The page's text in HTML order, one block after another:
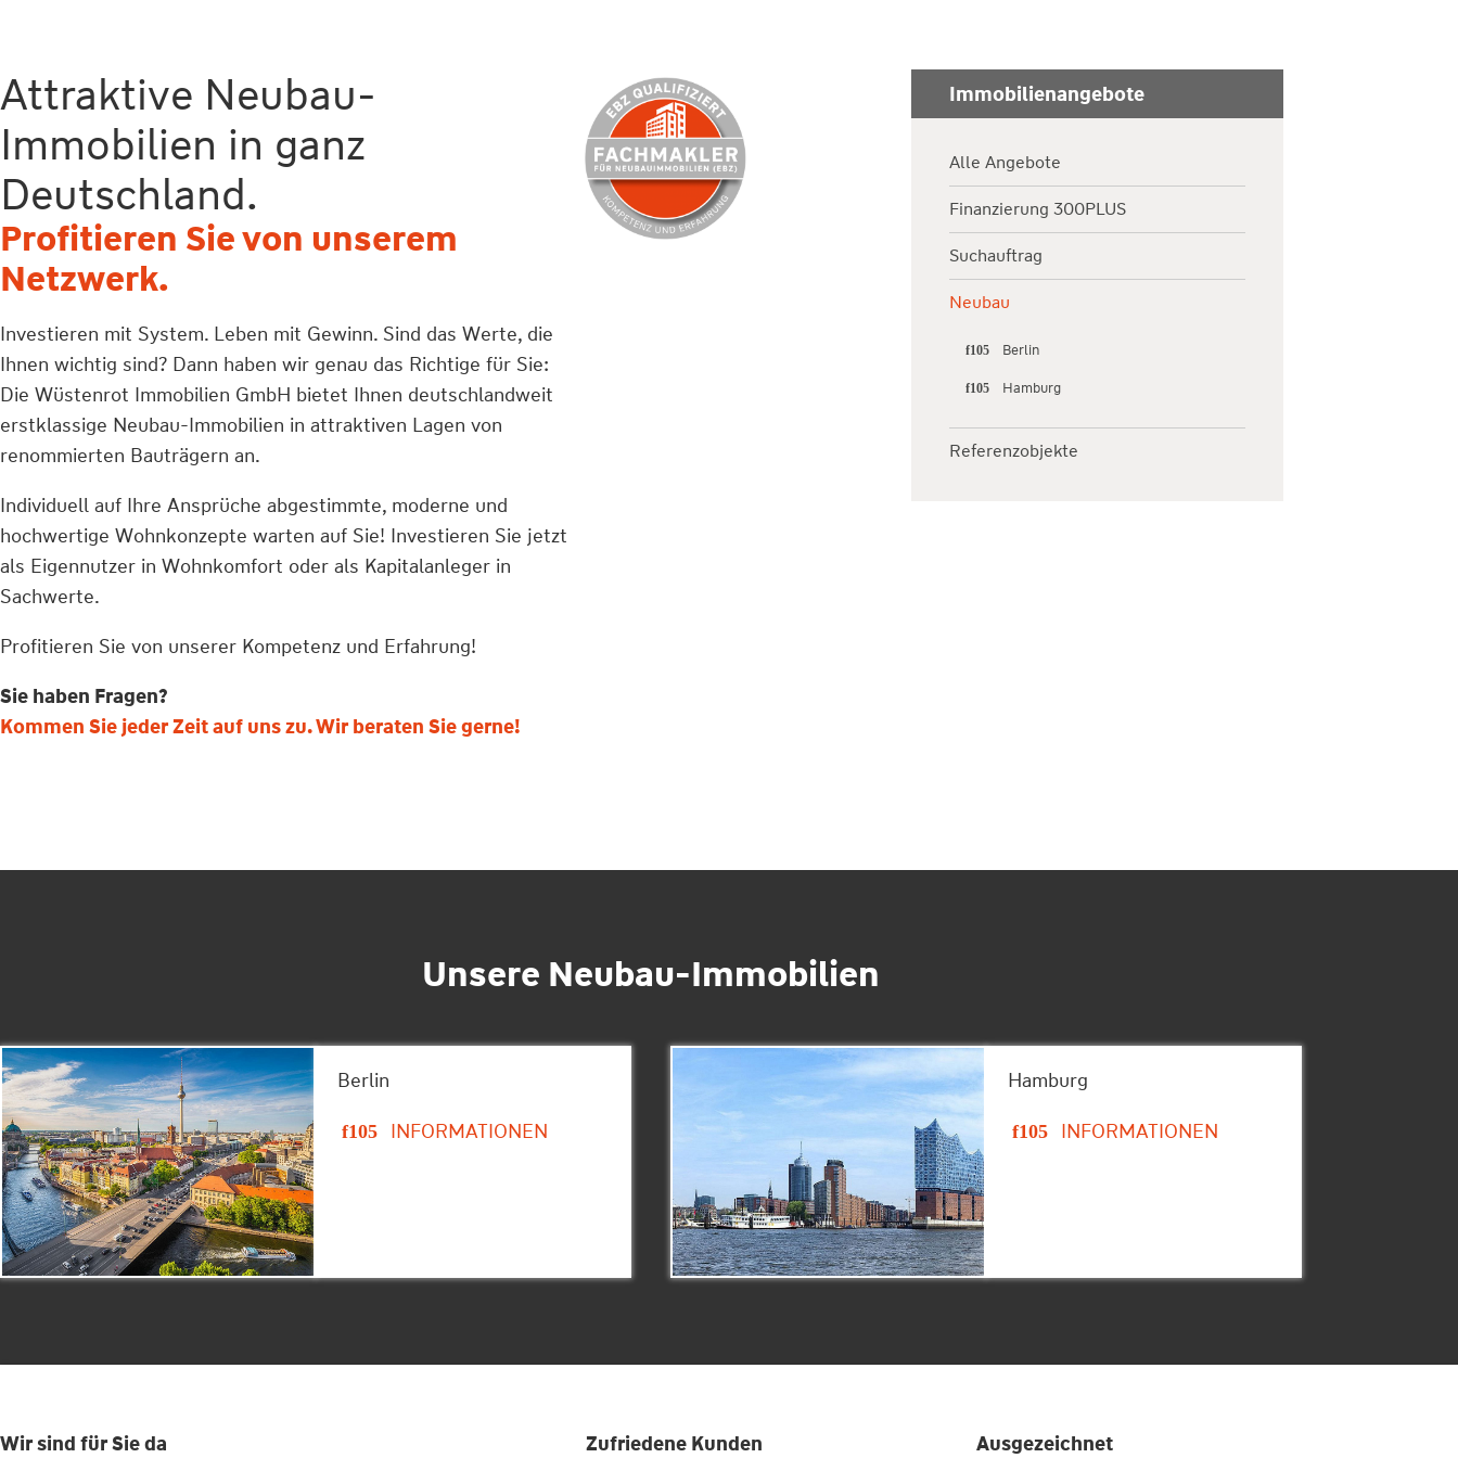
Wir sind für Sie da Zufriedene Kunden Ausgezeichnet
Attraktive Neubau-
Immobilien in ganz
Deutschland.
Profitieren Sie von unserem
Netzwerk.
Investieren mit System. Leben mit Gewinn. Sind das Werte, die
Ihnen wichtig sind? Dann haben wir genau das Richtige für Sie:
Die Wüstenrot Immobilien GmbH bietet Ihnen deutschlandweit
erstklassige Neubau-Immobilien in attraktiven Lagen von
renommierten Bauträgern an.
Individuell auf Ihre Ansprüche abgestimmte, moderne und
hochwertige Wohnkonzepte warten auf Sie! Investieren Sie jetzt
als Eigennutzer in Wohnkomfort oder als Kapitalanleger in
Sachwerte.
Profitieren Sie von unserer Kompetenz und Erfahrung!
Sie haben Fragen?
Kommen Sie jeder Zeit auf uns zu. Wir beraten Sie gerne!
Immobilienangebote
Alle Angebote
Finanzierung 300PLUS
Suchauftrag
Neubau
Berlin
Hamburg
Referenzobjekte
Unsere Neubau-Immobilien
Berlin
INFORMATIONEN
Hamburg
INFORMATIONEN